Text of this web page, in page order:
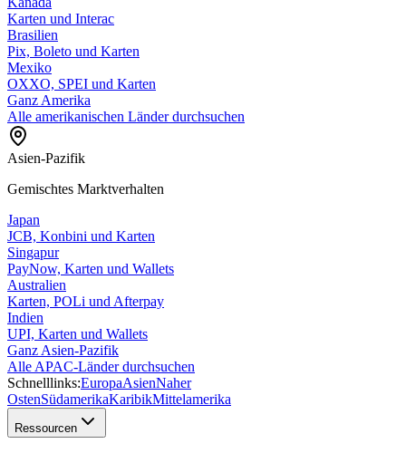
Karten und Interac
Brasilien
Pix, Boleto und Karten
Mexiko
OXXO, SPEI und Karten
Ganz Amerika
Alle amerikanischen Länder durchsuchen
Asien-Pazifik
Gemischtes Marktverhalten
Japan
JCB, Konbini und Karten
Singapur
PayNow, Karten und Wallets
Australien
Karten, POLi und Afterpay
Indien
UPI, Karten und Wallets
Ganz Asien-Pazifik
Alle APAC-Länder durchsuchen
Schnelllinks:EuropaAsienNaher
OstenSüdamerikaKaribikMittelamerika
Ressourcen